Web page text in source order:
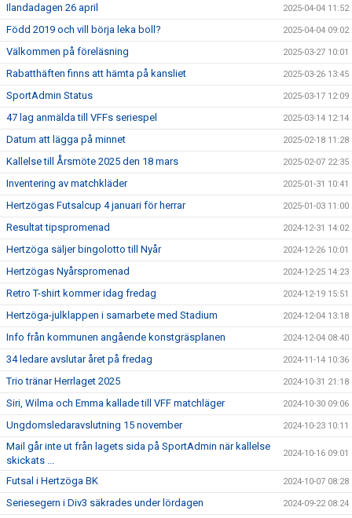
Ilandadagen 26 april 2025-04-04 11:52
Född 2019 och vill börja leka boll? 2025-04-04 09:02
Välkommen på föreläsning 2025-03-27 10:01
Rabatthäften finns att hämta på kansliet 2025-03-26 13:45
SportAdmin Status 2025-03-17 12:09
47 lag anmälda till VFFs seriespel 2025-03-14 12:14
Datum att lägga på minnet 2025-02-18 11:28
Kallelse till Årsmöte 2025 den 18 mars 2025-02-07 22:35
Inventering av matchkläder 2025-01-31 10:41
Hertzögas Futsalcup 4 januari för herrar 2025-01-03 11:00
Resultat tipspromenad 2024-12-31 14:02
Hertzöga säljer bingolotto till Nyår 2024-12-26 10:01
Hertzögas Nyårspromenad 2024-12-25 14:23
Retro T-shirt kommer idag fredag 2024-12-19 15:51
Hertzöga-julklappen i samarbete med Stadium 2024-12-04 13:18
Info från kommunen angående konstgräsplanen 2024-12-04 08:40
34 ledare avslutar året på fredag 2024-11-14 10:36
Trio tränar Herrlaget 2025 2024-10-31 21:18
Siri, Wilma och Emma kallade till VFF matchläger 2024-10-30 09:06
Ungdomsledaravslutning 15 november 2024-10-23 10:11
Mail går inte ut från lagets sida på SportAdmin när kallelse
skickats ...
2024-10-16 09:01
Futsal i Hertzöga BK 2024-10-07 08:28
Seriesegern i Div3 säkrades under lördagen 2024-09-22 08:24